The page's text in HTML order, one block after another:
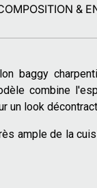
&
baggy
combine
un look
ample de la